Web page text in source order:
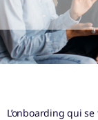
L’onboarding qui